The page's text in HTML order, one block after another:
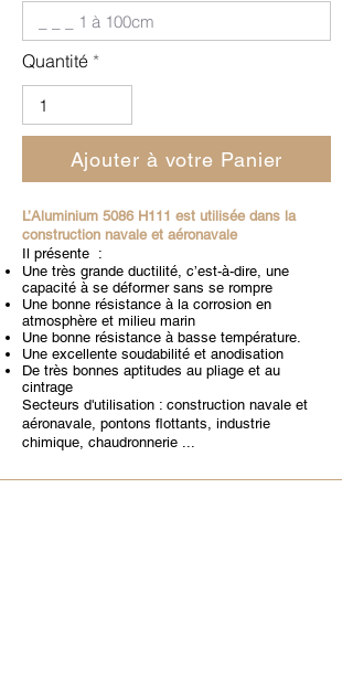
Quantité
Ajouter à votre Panier
L’Aluminium 5086 H111 est utilisée dans la
construction navale et aéronavale
Il présente :
Une très grande ductilité, c’est-à-dire, une
capacité à se déformer sans se rompre
Une bonne résistance à la corrosion en
atmosphère et milieu marin
Une bonne résistance à basse température.
Une excellente soudabilité et anodisation
De très bonnes aptitudes au pliage et au
cintrage
Secteurs d'utilisation : construction navale et
aéronavale, pontons flottants, industrie
chimique, chaudronnerie ...